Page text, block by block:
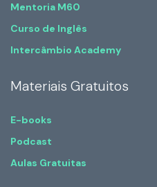
Mentoria M60
Curso de Inglês
Intercâmbio Academy
Materiais Gratuitos
E-books
Podcast
Aulas Gratuitas